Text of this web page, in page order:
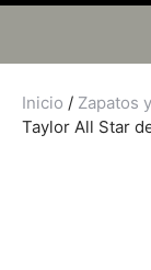
Inicio / Zapatos
Taylor All Star